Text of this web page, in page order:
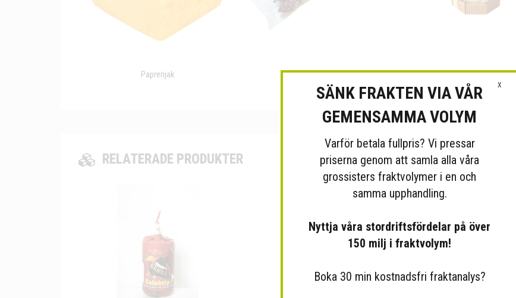
Paprenjak Baranya salami 250g Zigante Tryffelost 240g
RELATERADE PRODUKTER
X
SÄNK FRAKTEN VIA VÅR
GEMENSAMMA VOLYM
Varför betala fullpris? Vi pressar
priserna genom att samla alla våra
grossisters fraktvolymer i en och
samma upphandling.
Nyttja våra stordriftsfördelar på över
150 milj i fraktvolym!
Boka 30 min kostnadsfri fraktanalys?